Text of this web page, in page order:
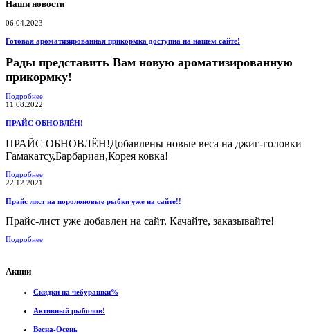
Наши новости
06.04.2023
Готовая ароматизированная прикормка доступна на нашем сайте!
Рады представить Вам новую ароматизированную
прикормку!
Подробнее
11.08.2022
ПРАЙС ОБНОВЛЁН!
ПРАЙС ОБНОВЛЁН!Добавлены новые веса на джиг-головки
Гамакатсу,Барбариан,Корея ковка!
Подробнее
22.12.2021
Прайс лист на поролоновые рыбки уже на сайте!!
Прайс-лист уже добавлен на сайт. Качайте, заказывайте!
Подробнее
Акции
Скидки на чебурашки%
Активный рыболов!
Весна-Осень